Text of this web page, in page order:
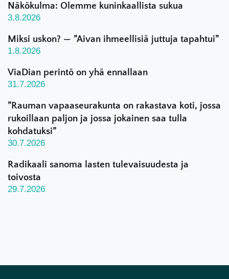
Näkökulma: Olemme kuninkaallista sukua
3.8.2026
Miksi uskon? — ”Aivan ihmeellisiä juttuja tapahtui”
1.8.2026
ViaDian perintö on yhä ennallaan
31.7.2026
”Rauman vapaaseurakunta on rakastava koti, jossa
rukoillaan paljon ja jossa jokainen saa tulla
kohdatuksi”
30.7.2026
Radikaali sanoma lasten tulevaisuudesta ja
toivosta
29.7.2026